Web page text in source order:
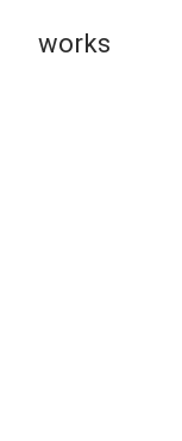
works